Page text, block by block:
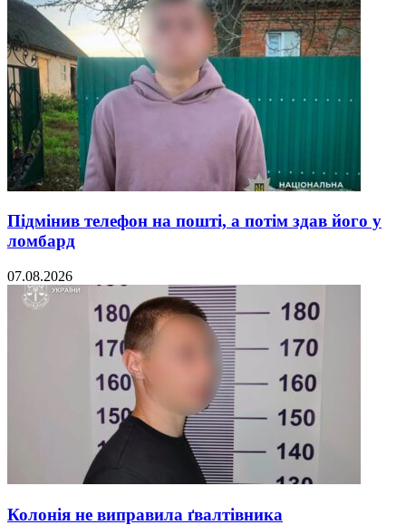
Підмінив телефон на пошті, а потім здав його у
ломбард
07.08.2026
Колонія не виправила ґвалтівника